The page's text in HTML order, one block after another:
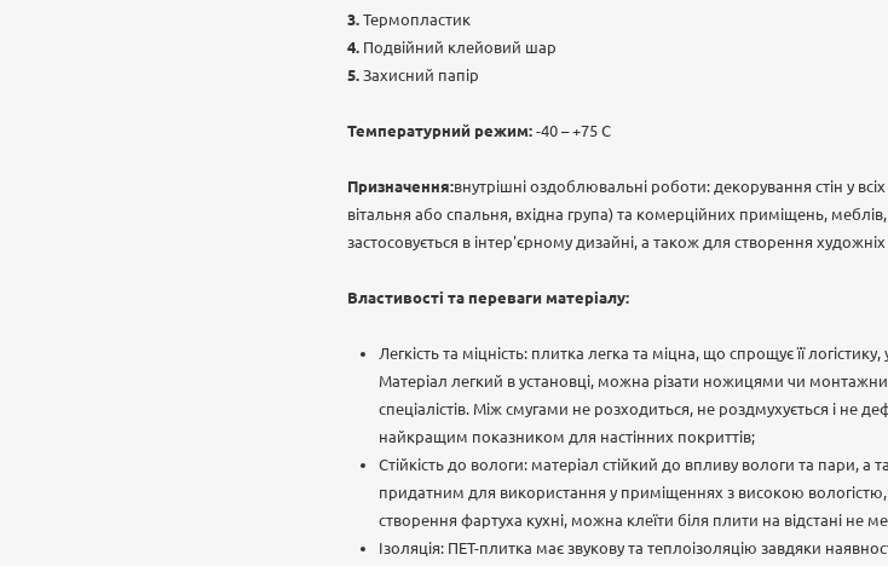
Термопластик
Подвійний клейовий шар
Захисний папір
Температурний режим: -40 – +75 С
Призначення:внутрішні оздоблювальні роботи: декорування стін у
вітальня або спальня, вхідна група) та комерційних приміщень,
застосовується в інтер'єрному дизайні, а також для створення
Властивості та переваги матеріалу:
Легкість та міцність: плитка легка та міцна, що спрощує її
Матеріал легкий в установці, можна різати ножицями чи
спеціалістів. Між смугами не розходиться, не роздмухується і не
найкращим показником для настінних покриттів;
Стійкість до вологи: матеріал стійкий до впливу вологи та пари,
придатним для використання у приміщеннях з високою вологістю,
створення фартуха кухні, можна клеїти біля плити на відстані не
Ізоляція: ПЕТ-плитка має звукову та теплоізоляцію завдяки